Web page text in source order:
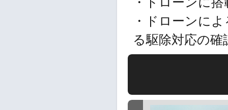
・ドローンに
る駆除対応の確